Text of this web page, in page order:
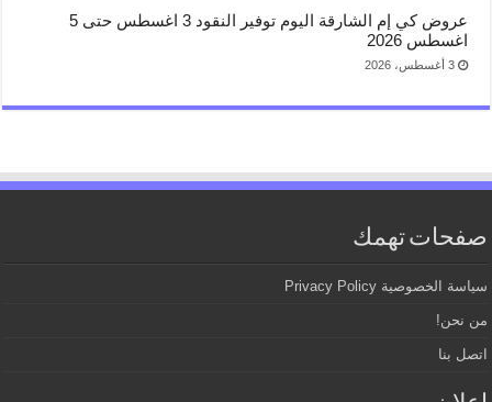
عروض كي إم الشارقة اليوم توفير النقود 3 اغسطس حتى 5
اغسطس 2026
3 أغسطس، 2026
صفحات تهمك
سياسة الخصوصية Privacy Policy
من نحن!
اتصل بنا